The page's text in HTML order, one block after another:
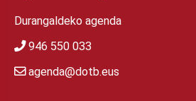
Durangaldeko agenda
946 550 033
agenda@dotb.eus